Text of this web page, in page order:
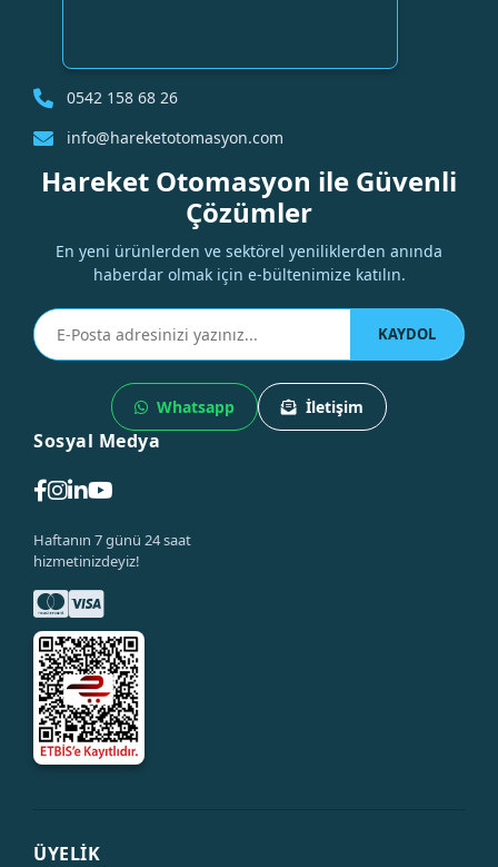
0542 158 68 26
info@hareketotomasyon.com
Hareket Otomasyon ile Güvenli
Çözümler
En yeni ürünlerden ve sektörel yeniliklerden anında
haberdar olmak için e-bültenimize katılın.
KAYDOL
Whatsapp İletişim
Sosyal Medya
Haftanın 7 günü 24 saat
hizmetinizdeyiz!
ÜYELİK